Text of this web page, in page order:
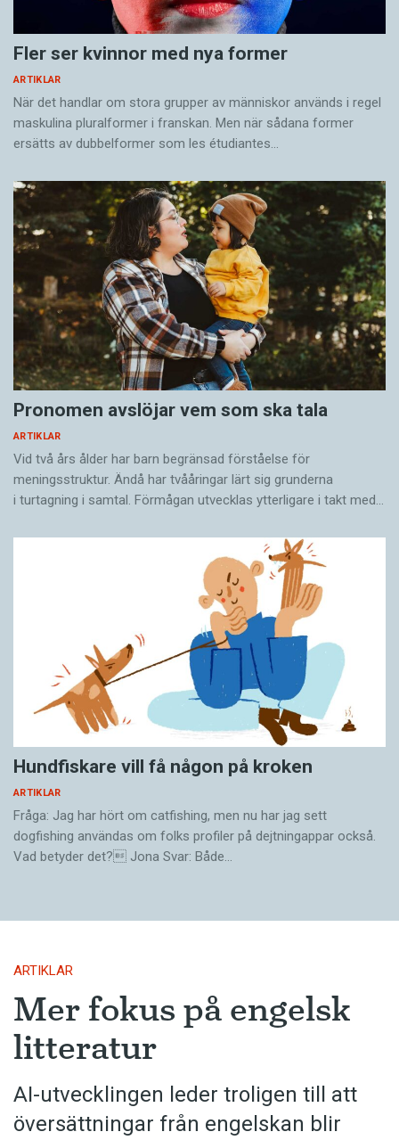
Fler ser kvinnor med nya former
ARTIKLAR
När det handlar om stora grupper av människor används i regel
maskulina pluralformer i franskan. Men när sådana ­former
ersätts av dubbel­former som les étudiantes…
Pronomen avslöjar vem som ska tala
ARTIKLAR
Vid två års ålder har barn begränsad förståelse för
meningsstruktur. Ändå har tvååringar lärt sig grunderna
i turtagning i samtal. Förmågan utvecklas ytterligare i takt med…
Hundfiskare vill få någon på kroken
ARTIKLAR
Fråga: Jag har hört om catfishing, men nu har jag sett
dogfishing användas om folks profiler på dejtningappar också.
Vad betyder det? Jona Svar: Både…
ARTIKLAR
Mer fokus på engelsk
litteratur
AI-utvecklingen leder troligen till att
översättningar från engelskan blir